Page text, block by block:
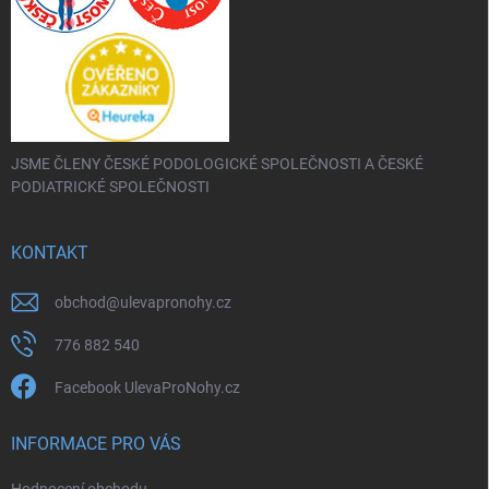
JSME ČLENY ČESKÉ PODOLOGICKÉ SPOLEČNOSTI A ČESKÉ
PODIATRICKÉ SPOLEČNOSTI
KONTAKT
obchod@ulevapronohy.cz
776 882 540
Facebook UlevaProNohy.cz
INFORMACE PRO VÁS